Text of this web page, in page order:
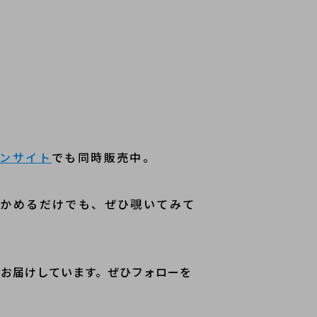
サイト でも同時販売中。
めるだけでも、ぜひ覗いてみて
届けしています。ぜひフォローを